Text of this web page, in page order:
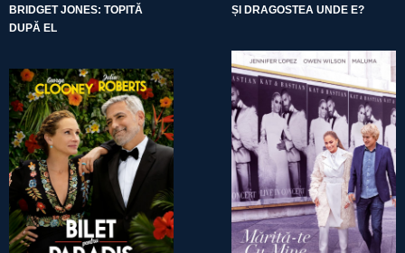
BRIDGET JONES: TOPITĂ
DUPĂ EL
ȘI DRAGOSTEA UNDE E?